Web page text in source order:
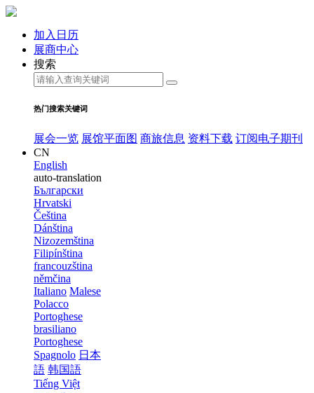
加入日历
展商中心
搜索
热门搜索关键词
展会一览 展馆平面图 商旅信息 资料下载 订阅电子期刊
CN
English
auto-translation
Български
Hrvatski
Čeština
Dánština
Nizozemština
Filipínština
francouzština
němčina
Italiano Malese
Polacco
Portoghese
brasiliano
Portoghese
Spagnolo 日本
語 韩国語
Tiếng Việt